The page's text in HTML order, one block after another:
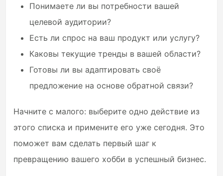
Понимаете ли вы потребности вашей
целевой аудитории?
Есть ли спрос на ваш продукт или услугу?
Каковы текущие тренды в вашей области?
Готовы ли вы адаптировать своё
предложение на основе обратной связи?
Начните с малого: выберите одно действие из
этого списка и примените его уже сегодня. Это
поможет вам сделать первый шаг к
превращению вашего хобби в успешный бизнес.